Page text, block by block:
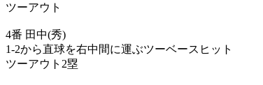
ツーアウト
4番 田中(秀)
1-2から直球を右中間に運ぶツーベースヒット
ツーアウト2塁